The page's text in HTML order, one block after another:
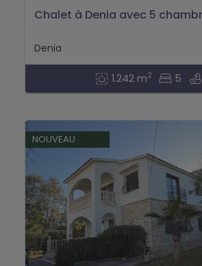
Chalet à Denia avec 5
Denia
1.242 m2 5
NOUVEAU